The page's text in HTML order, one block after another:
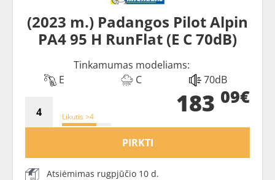
(2023 m.) Padangos Pilot Alpin
PA4 95 H RunFlat (E C 70dB)
Tinkamumas modeliams:
E
C 70dB
Likutis >4 183 09€
PIRKTI
Atsiėmimas rugpjūčio 10 d.